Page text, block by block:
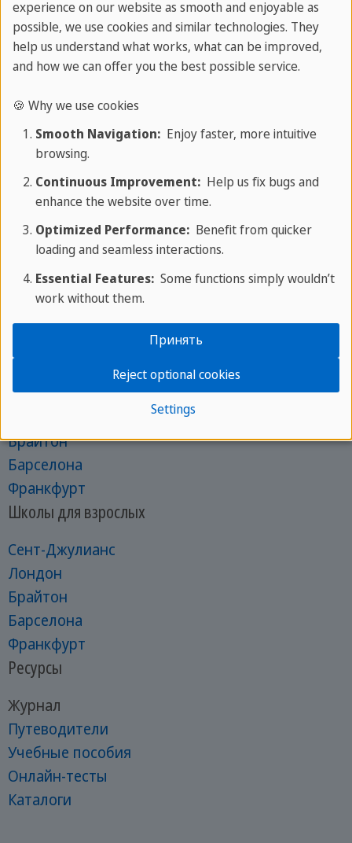
О СПРАХКАФФЕ
О нас
Mon - Fri: 9am - 6pm CEST
Телефон:+356 25 70 1000
Свяжитесь с экспертом
Запланируй свою встречу в прямом эфире.
Школы для младших школьников
Сент-Джулианс
Залив Святого Павла
Брайтон
Барселона
Франкфурт
Школы для взрослых
Сент-Джулианс
Лондон
Брайтон
Барселона
Франкфурт
Ресурсы
Журнал
Путеводители
Учебные пособия
Онлайн-тесты
Каталоги
experience on our website as smooth and enjoyable as
possible, we use cookies and similar technologies. They
help us understand what works, what can be improved,
and how we can offer you the best possible service.
🍪 Why we use cookies
Smooth Navigation:Enjoy faster, more intuitive
browsing.
Continuous Improvement:Help us fix bugs and
enhance the website over time.
Optimized Performance:Benefit from quicker
loading and seamless interactions.
Essential Features:Some functions simply wouldn’t
work without them.
Settings
Reject optional cookies
Принять